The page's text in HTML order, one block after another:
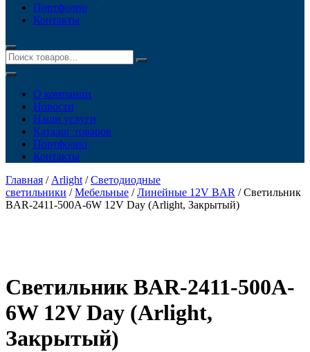
Портфолио
Контакты
О компании
Новости
Наши услуги
Каталог товаров
Портфолио
Контакты
Главная / Arlight /Светодиодные
светильники /Мебельные /Линейные 12V BAR / Светильник
BAR-2411-500A-6W 12V Day (Arlight, Закрытый)
Светильник BAR-2411-500A-
6W 12V Day (Arlight,
Закрытый)